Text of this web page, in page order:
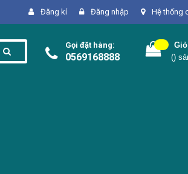
Đăng kí Đăng nhập Hệ thống
Gọi đặt hàng:
0569168888
()